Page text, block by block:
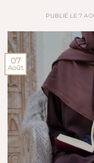
PUBLIÉ LE 7
07
Août